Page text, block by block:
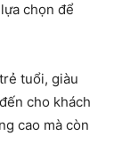
chọn để
tuổi, giàu
cho khách
cao mà còn